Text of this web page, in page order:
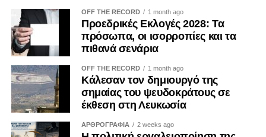
αποσπάσματα και χορηγούμενες αναρτήσεις μπορούν να
αναπαράγουν για μεγάλο χρονικό διάστημα μια
περιορισμένη δράση, δημιουργώντας την εντύπωση
αποδοχής. Ο Κανονισμός (ΕΕ) 2024/900 για τη διαφάνεια
και τη στόχευση της πολιτικής διαφήμισης, ο οποίος
εφαρμόζεται κατά το μεγαλύτερο μέρος του από τις 10
του πολιτικού διαφημιστικού περιεχομένου και
OFF THE RECORD 1 month ago
Προεδρικές Εκλογές 2028: Τα
πρόσωπα, οι ισορροπίες και τα
πιθανά σενάρια
OFF THE RECORD 1 month ago
Κάλεσαν τον δημιουργό της
σημαίας του ψευδοκράτους σε
έκθεση στη Λευκωσία
ΑΡΘΡΟΓΡΑΦΙΑ 2 weeks ago